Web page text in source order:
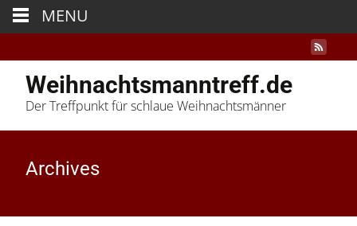
Weihnachtsmanntreff.de
Der Treffpunkt für schlaue Weihnachtsmänner
Archives
MENU